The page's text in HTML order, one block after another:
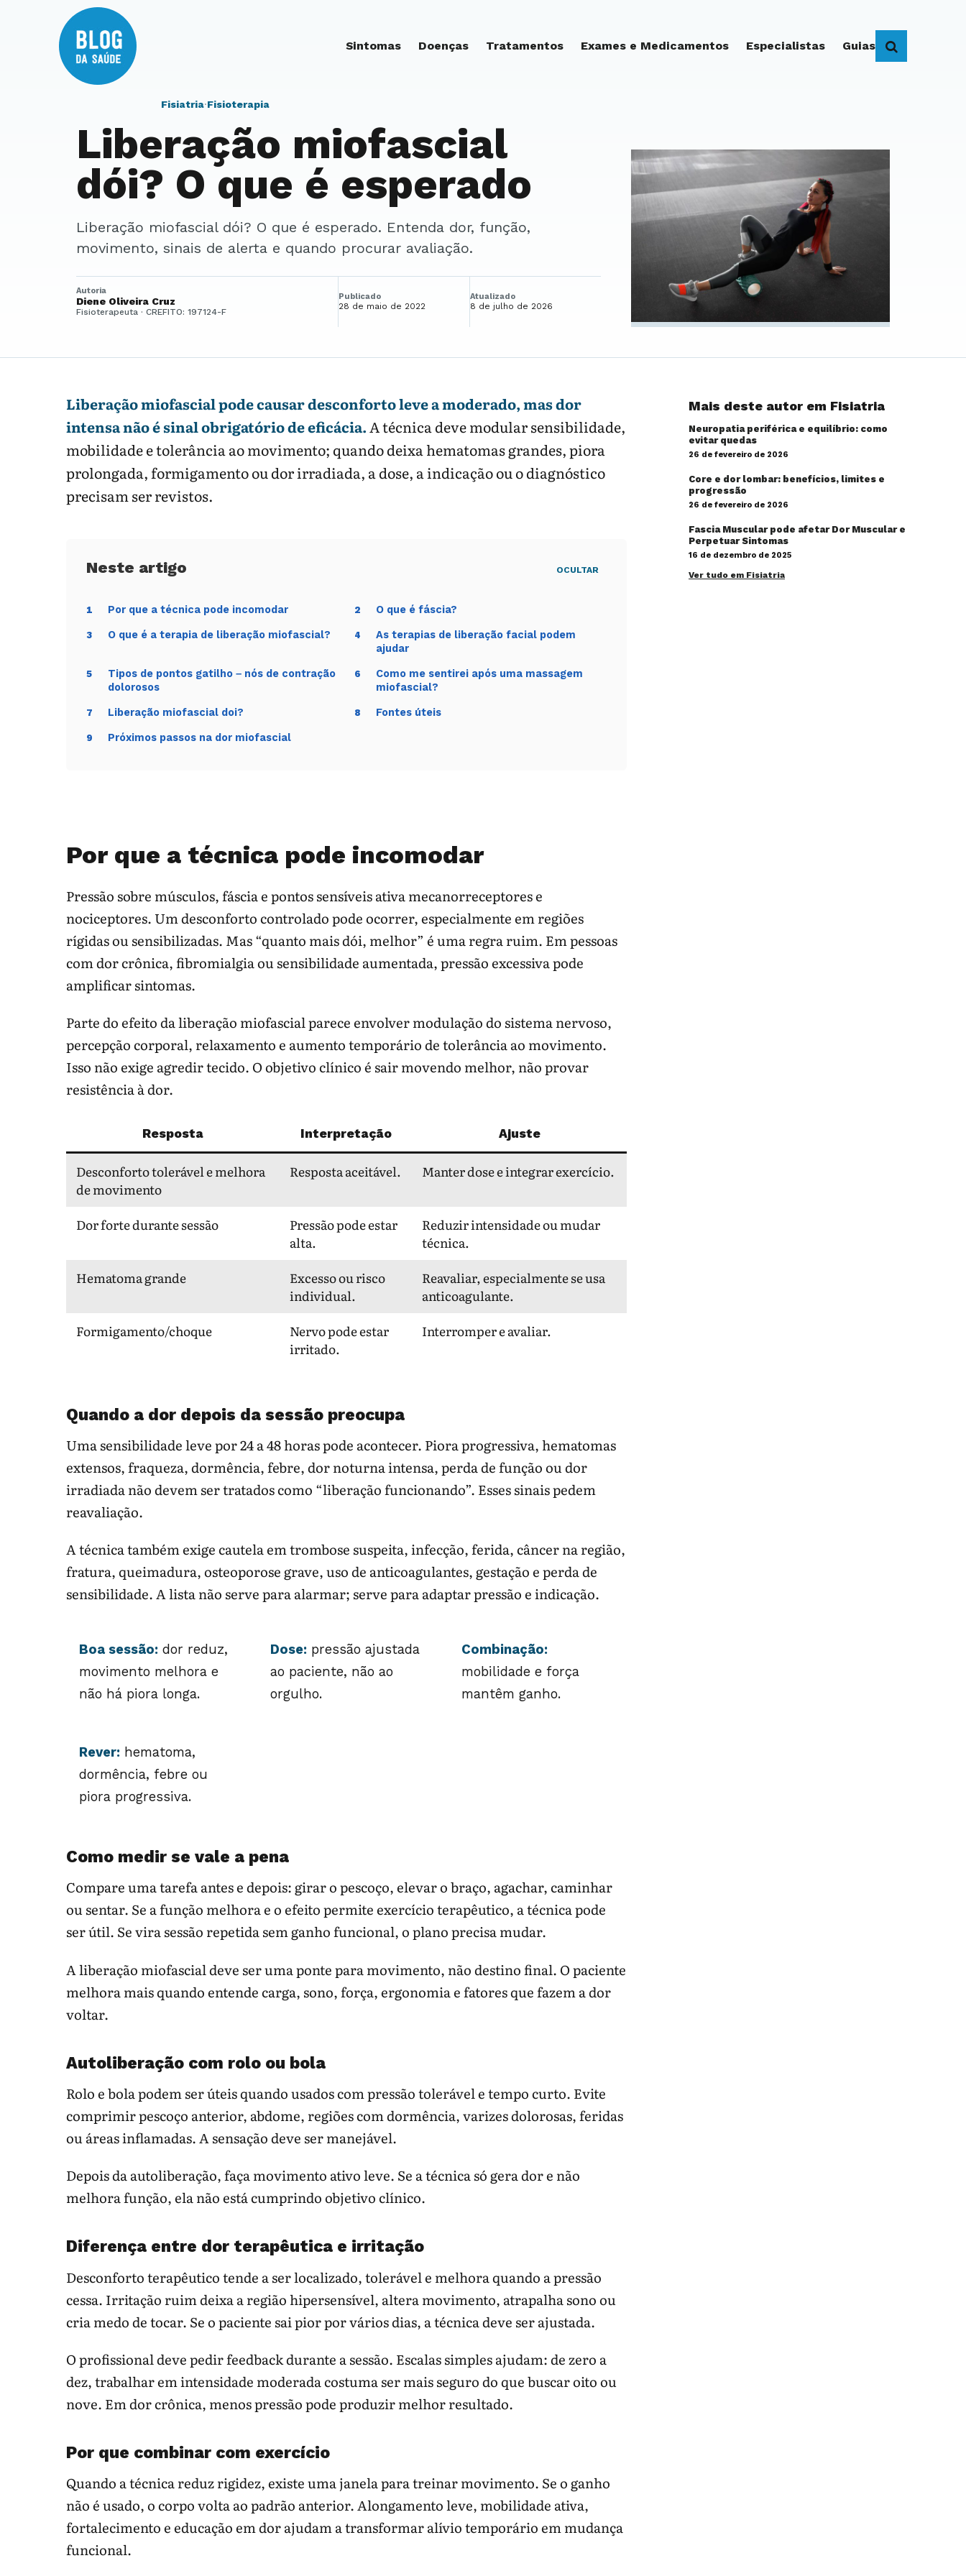
Sintomas Doenças Tratamentos Exames e Medicamentos Especialistas Guias BUSCAR
Fisiatria·Fisioterapia
Liberação miofascial
dói? O que é esperado
Liberação miofascial dói? O que é esperado. Entenda dor, função,
movimento, sinais de alerta e quando procurar avaliação.
Autoria
Diene Oliveira Cruz
Fisioterapeuta · CREFITO: 197124-F
Publicado
28 de maio de 2022
Atualizado
8 de julho de 2026
Liberação miofascial pode causar desconforto leve a moderado, mas dor
intensa não é sinal obrigatório de eficácia.A técnica deve modular sensibilidade,
mobilidade e tolerância ao movimento; quando deixa hematomas grandes, piora
prolongada, formigamento ou dor irradiada, a dose, a indicação ou o diagnóstico
precisam ser revistos.
OCULTAR
1 Por que a técnica pode incomodar 2 O que é fáscia?
3 O que é a terapia de liberação miofascial? 4
As terapias de liberação facial podem
ajudar
5
Tipos de pontos gatilho – nós de contração
dolorosos
6
Como me sentirei após uma massagem
miofascial?
7 Liberação miofascial doi? 8 Fontes úteis
9 Próximos passos na dor miofascial
Por que a técnica pode incomodar
Pressão sobre músculos, fáscia e pontos sensíveis ativa mecanorreceptores e
nociceptores. Um desconforto controlado pode ocorrer, especialmente em regiões
rígidas ou sensibilizadas. Mas “quanto mais dói, melhor” é uma regra ruim. Em pessoas
com dor crônica, fibromialgia ou sensibilidade aumentada, pressão excessiva pode
amplificar sintomas.
Parte do efeito da liberação miofascial parece envolver modulação do sistema nervoso,
percepção corporal, relaxamento e aumento temporário de tolerância ao movimento.
Isso não exige agredir tecido. O objetivo clínico é sair movendo melhor, não provar
resistência à dor.
Resposta Interpretação Ajuste
Desconforto tolerável e melhora
de movimento
Resposta aceitável. Manter dose e integrar exercício.
Dor forte durante sessão
Pressão pode estar
alta.
Reduzir intensidade ou mudar
técnica.
Hematoma grande
Excesso ou risco
individual.
Reavaliar, especialmente se usa
anticoagulante.
Formigamento/choque
Nervo pode estar
irritado.
Interromper e avaliar.
Quando a dor depois da sessão preocupa
Uma sensibilidade leve por 24 a 48 horas pode acontecer. Piora progressiva, hematomas
extensos, fraqueza, dormência, febre, dor noturna intensa, perda de função ou dor
irradiada não devem ser tratados como “liberação funcionando”. Esses sinais pedem
reavaliação.
A técnica também exige cautela em trombose suspeita, infecção, ferida, câncer na região,
fratura, queimadura, osteoporose grave, uso de anticoagulantes, gestação e perda de
sensibilidade. A lista não serve para alarmar; serve para adaptar pressão e indicação.
Boa sessão: dor reduz,
movimento melhora e
não há piora longa.
Dose: pressão ajustada
ao paciente, não ao
orgulho.
Combinação:
mobilidade e força
mantêm ganho.
Rever: hematoma,
dormência, febre ou
piora progressiva.
Como medir se vale a pena
Compare uma tarefa antes e depois: girar o pescoço, elevar o braço, agachar, caminhar
ou sentar. Se a função melhora e o efeito permite exercício terapêutico, a técnica pode
ser útil. Se vira sessão repetida sem ganho funcional, o plano precisa mudar.
A liberação miofascial deve ser uma ponte para movimento, não destino final. O paciente
melhora mais quando entende carga, sono, força, ergonomia e fatores que fazem a dor
voltar.
Autoliberação com rolo ou bola
Rolo e bola podem ser úteis quando usados com pressão tolerável e tempo curto. Evite
comprimir pescoço anterior, abdome, regiões com dormência, varizes dolorosas, feridas
ou áreas inflamadas. A sensação deve ser manejável.
Depois da autoliberação, faça movimento ativo leve. Se a técnica só gera dor e não
melhora função, ela não está cumprindo objetivo clínico.
Diferença entre dor terapêutica e irritação
Desconforto terapêutico tende a ser localizado, tolerável e melhora quando a pressão
cessa. Irritação ruim deixa a região hipersensível, altera movimento, atrapalha sono ou
cria medo de tocar. Se o paciente sai pior por vários dias, a técnica deve ser ajustada.
O profissional deve pedir feedback durante a sessão. Escalas simples ajudam: de zero a
dez, trabalhar em intensidade moderada costuma ser mais seguro do que buscar oito ou
nove. Em dor crônica, menos pressão pode produzir melhor resultado.
Por que combinar com exercício
Quando a técnica reduz rigidez, existe uma janela para treinar movimento. Se o ganho
não é usado, o corpo volta ao padrão anterior. Alongamento leve, mobilidade ativa,
fortalecimento e educação em dor ajudam a transformar alívio temporário em mudança
funcional.
Mais deste autor em Fisiatria
Neuropatia periférica e equilíbrio: como
evitar quedas
26 de fevereiro de 2026
Core e dor lombar: benefícios, limites e
progressão
26 de fevereiro de 2026
Fascia Muscular pode afetar Dor Muscular e
Perpetuar Sintomas
16 de dezembro de 2025
Ver tudo em Fisiatria